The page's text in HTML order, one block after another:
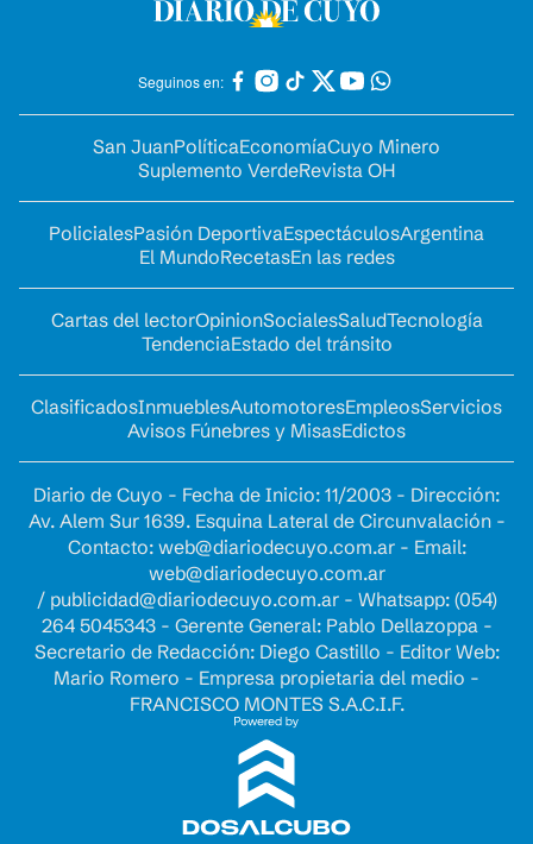
Seguinos en:
San JuanPolíticaEconomíaCuyo Minero
Suplemento VerdeRevista OH
PolicialesPasión DeportivaEspectáculosArgentina
El MundoRecetasEn las redes
Cartas del lectorOpinionSocialesSaludTecnología
TendenciaEstado del tránsito
ClasificadosInmueblesAutomotoresEmpleosServicios
Avisos Fúnebres y MisasEdictos
Diario de Cuyo - Fecha de Inicio: 11/2003 - Dirección:
Av. Alem Sur 1639. Esquina Lateral de Circunvalación -
Contacto: web@diariodecuyo.com.ar- Email:
web@diariodecuyo.com.ar
/ publicidad@diariodecuyo.com.ar- Whatsapp: (054)
264 5045343 - Gerente General: Pablo Dellazoppa -
Secretario de Redacción: Diego Castillo - Editor Web:
Mario Romero - Empresa propietaria del medio -
FRANCISCO MONTES S.A.C.I.F.